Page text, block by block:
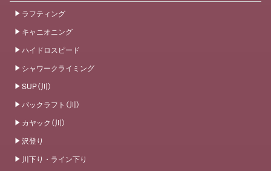
ラフティング
キャニオニング
ハイドロスピード
シャワークライミング
SUP（川）
パックラフト（川）
カヤック（川）
沢登り
川下り・ライン下り